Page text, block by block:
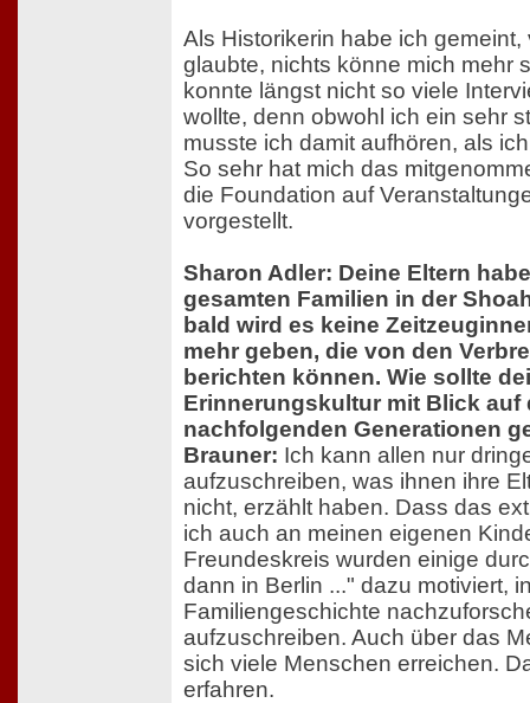
Als Historikerin habe ich
glaubte, nichts könne mich mehr
konnte längst nicht so viele
wollte, denn obwohl ich ein sehr
musste ich damit aufhören, als
So sehr hat mich das
die Foundation auf
vorgestellt.
Sharon Adler: Deine Eltern
gesamten Familien in der
bald wird es keine
mehr geben, die von den
berichten können. Wie sollte
Erinnerungskultur mit Blick auf
nachfolgenden Generationen
Brauner: Ich kann allen nur
aufzuschreiben, was ihnen ihre
nicht, erzählt haben. Dass das
ich auch an meinen eigenen
Freundeskreis wurden einige
dann in Berlin ..." dazu motiviert,
Familiengeschichte
aufzuschreiben. Auch über das
sich viele Menschen erreichen.
erfahren.